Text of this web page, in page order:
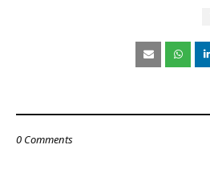
0 Comments